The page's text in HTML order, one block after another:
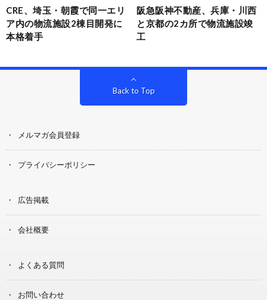
CRE、埼玉・朝霞で同一エリ
ア内の物流施設2棟目開発に
本格着手
阪急阪神不動産、兵庫・川西
と京都の2カ所で物流施設竣
工
Back to Top
メルマガ会員登録
プライバシーポリシー
広告掲載
会社概要
よくある質問
お問い合わせ